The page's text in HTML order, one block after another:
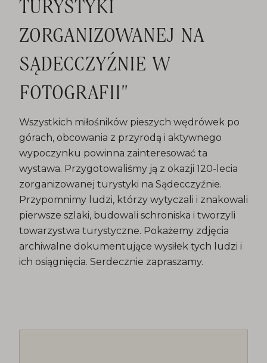
ZORGANIZOWANEJ NA
SĄDECCZYŹNIE W
FOTOGRAFII"
Wszystkich miłośników pieszych wędrówek po
górach, obcowania z przyrodą i aktywnego
wypoczynku powinna zainteresować ta
wystawa. Przygotowaliśmy ją z okazji 120-lecia
zorganizowanej turystyki na Sądecczyźnie.
Przypomnimy ludzi, którzy wytyczali i znakowali
pierwsze szlaki, budowali schroniska i tworzyli
towarzystwa turystyczne. Pokażemy zdjęcia
archiwalne dokumentujące wysiłek tych ludzi i
ich osiągnięcia. Serdecznie zapraszamy.